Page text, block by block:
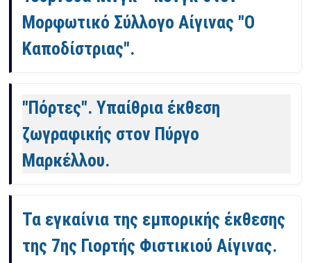
Μορφωτικό Σύλλογο Αίγινας "Ο
Καποδίστριας".
"Πόρτες". Υπαίθρια έκθεση
ζωγραφικής στον Πύργο
Μαρκέλλου.
Τα εγκαίνια της εμπορικής έκθεσης
της 7ης Γιορτής Φιστικιού Αίγινας.